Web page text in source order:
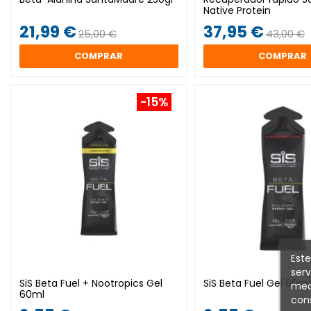
21,99 €25,00 €
COMPRAR
Native Protein
37,95 €43,00 €
COMPRAR
-15%
SiS Beta Fuel + Nootropics Gel
60ml
SiS Beta Fuel Gel 60ml